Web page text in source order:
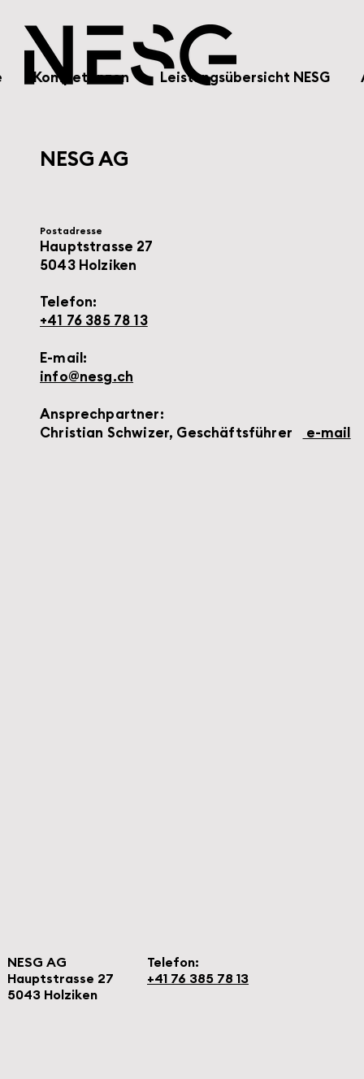
Kompetenzen Leistungsübersicht NESG
NESG AG
Postadresse
Hauptstrasse 27
5043 Holziken
Telefon:
+41 76 385 78 13
E-mail:
info@nesg.ch
Ansprechpartner:
Christian Schwizer, Geschäftsführer
e-mail
NESG AG
Hauptstrasse 27
5043 Holziken
Telefon:
+41 76 385 78 13